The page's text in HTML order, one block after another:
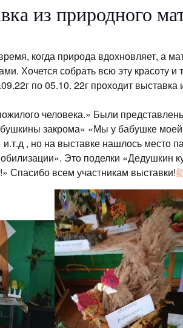
из природного
когда природа вдохновляет, а
Хочется собрать всю эту красоту и
по 05.10. 22г проходит выставка
человека.» Были
закрома» «Мы у бабушке
, но на выставке нашлось место
Это поделки «Дедушкин
Спасибо всем участникам выставки!